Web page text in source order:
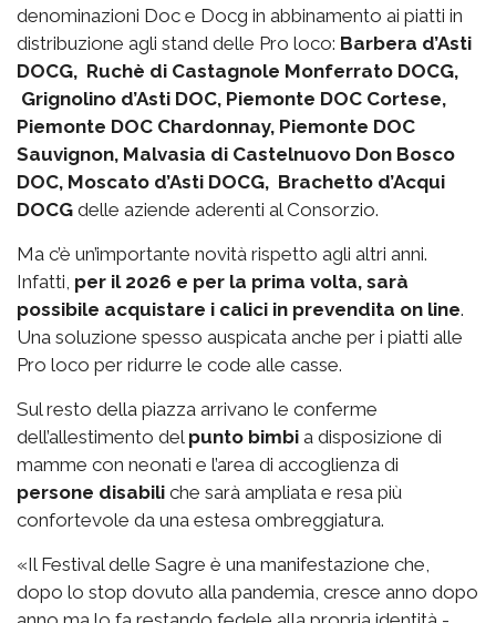
denominazioni Doc e Docg in abbinamento ai piatti in
distribuzione agli stand delle Pro loco: Barbera d’Asti
DOCG, Ruchè di Castagnole Monferrato DOCG,
Grignolino d’Asti DOC, Piemonte DOC Cortese,
Piemonte DOC Chardonnay, Piemonte DOC
Sauvignon, Malvasia di Castelnuovo Don Bosco
DOC, Moscato d’Asti DOCG, Brachetto d’Acqui
DOCG delle aziende aderenti al Consorzio.
Ma c’è un’importante novità rispetto agli altri anni.
Infatti, per il 2026 e per la prima volta, sarà
possibile acquistare i calici in prevendita on line.
Una soluzione spesso auspicata anche per i piatti alle
Pro loco per ridurre le code alle casse.
Sul resto della piazza arrivano le conferme
dell’allestimento del punto bimbi a disposizione di
mamme con neonati e l’area di accoglienza di
persone disabili che sarà ampliata e resa più
confortevole da una estesa ombreggiatura.
«Il Festival delle Sagre è una manifestazione che,
dopo lo stop dovuto alla pandemia, cresce anno dopo